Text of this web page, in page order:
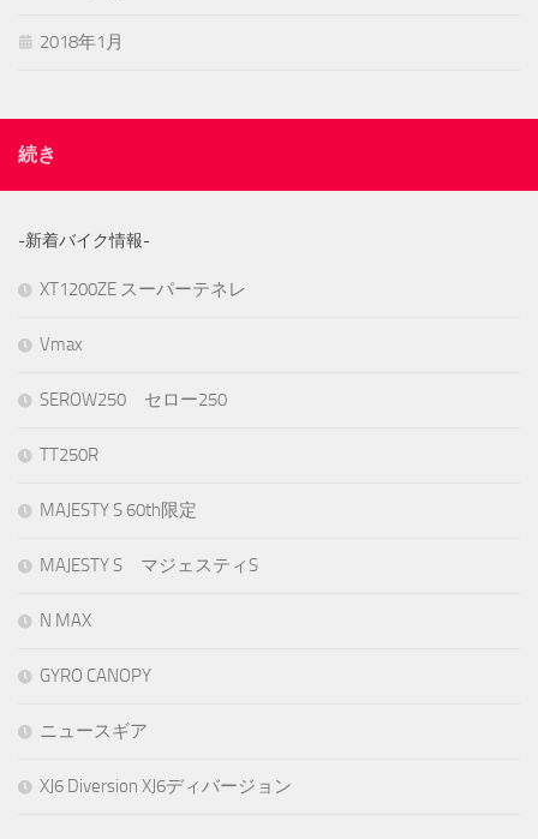
2018年1月
続き
-新着バイク情報-
XT1200ZE スーパーテネレ
Vmax
SEROW250 セロー250
TT250R
MAJESTY S 60th限定
MAJESTY S マジェスティS
N MAX
GYRO CANOPY
ニュースギア
XJ6 Diversion XJ6ディバージョン